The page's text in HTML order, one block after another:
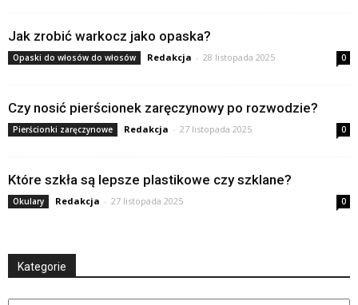
Jak zrobić warkocz jako opaska?
Opaski do włosów do włosów Redakcja - 28 listopada 2025 0
Czy nosić pierścionek zaręczynowy po rozwodzie?
Pierścionki zaręczynowe Redakcja - 27 listopada 2025 0
Które szkła są lepsze plastikowe czy szklane?
Okulary Redakcja - 27 listopada 2025 0
Kategorie
Kategorie